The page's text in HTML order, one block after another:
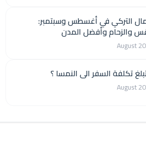
التركي في أغسطس وسبتمبر:
وأفضل المدن
السفر الى النمسا ؟